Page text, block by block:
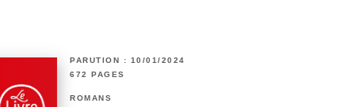
PARUTION : 10/01/2024
672 PAGES
ROMANS